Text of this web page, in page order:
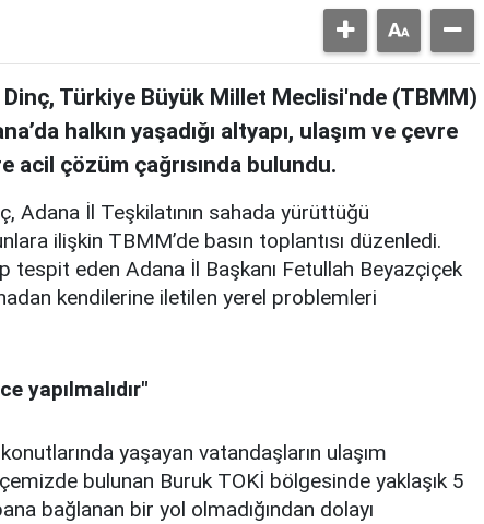
Türkiye Büyük Millet Meclisi'nde (TBMM)
halkın yaşadığı altyapı, ulaşım ve çevre
acil çözüm çağrısında bulundu.
Adana İl Teşkilatının sahada yürüttüğü
ilişkin TBMM’de basın toplantısı düzenledi.
tespit eden Adana İl Başkanı Fetullah Beyazçiçek
kendilerine iletilen yerel problemleri
yapılmalıdır"
yaşayan vatandaşların ulaşım
bulunan Buruk TOKİ bölgesinde yaklaşık 5
bağlanan bir yol olmadığından dolayı